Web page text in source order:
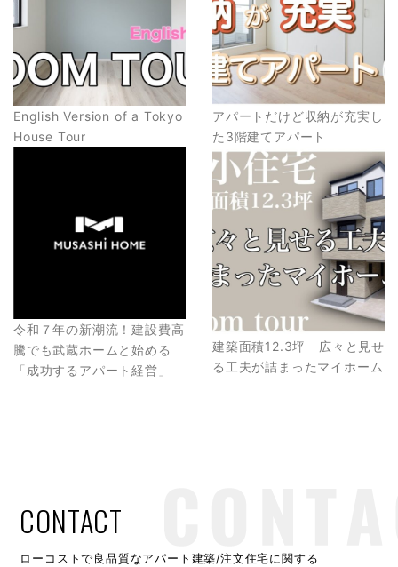
English Version of a Tokyo
House Tour
アパートだけど収納が充実し
た3階建てアパート
令和７年の新潮流！建設費高
騰でも武蔵ホームと始める
「成功するアパート経営」
建築面積12.3坪 広々と見せ
る工夫が詰まったマイホーム
CONTACT
ローコストで良品質なアパート建築/注文住宅に関する